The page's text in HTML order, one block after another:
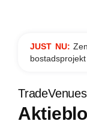
JUST NU:
TradeVenues